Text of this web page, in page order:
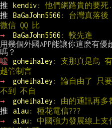
推 kendiv: 他們網路貴的要死
推
BaGaJohn5566 : 台灣真落
微信 QQ 比
→
BaGaJohn5566 : 較先進
用幾個外國APP能讓你這麽有優
噓
goheihaley : 支那真是鳥
越管制言
→
goheihaley : 論自由了 只
不到 不自
→
goheihaley : 由的通訊再多
推
alau : 種花電信???
→
alau : 中國強力發展線上